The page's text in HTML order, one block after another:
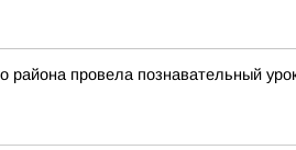
района провела познавательный